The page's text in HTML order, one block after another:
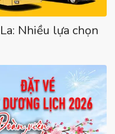
Nhiều lựa chọn